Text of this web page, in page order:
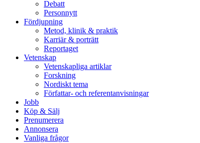
Debatt
Personnytt
Fördjupning
Metod, klinik & praktik
Karriär & porträtt
Reportaget
Vetenskap
Vetenskapliga artiklar
Forskning
Nordiskt tema
Författar- och referentanvisningar
Jobb
Köp & Sälj
Prenumerera
Annonsera
Vanliga frågor